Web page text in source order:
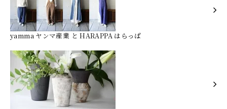
yamma ヤンマ産業 と HARAPPA はらっぱ